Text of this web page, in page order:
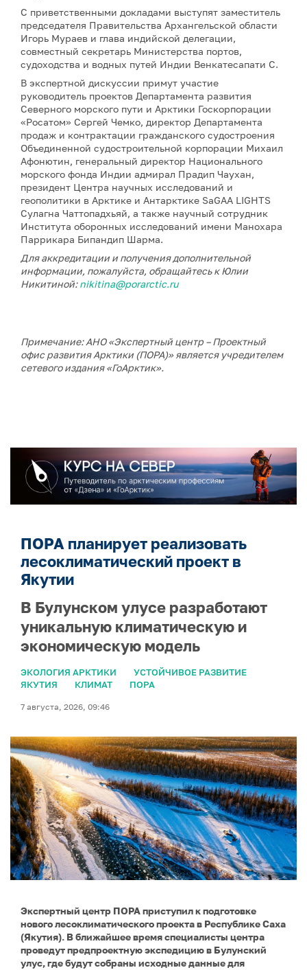
С приветственными докладами выступят заместитель
председателя Правительства Архангельской области
Игорь Мураев и глава индийской делегации,
совместный секретарь Министерства портов,
судоходства и водных путей Индии Венкатесапати С.
В экспертной дискуссии примут участие
руководитель проектов Департамента развития
Северного морского пути и Арктики Госкорпорации
«Росатом» Сергей Чемко, директор Департамента
продаж и контрактации гражданского судостроения
Объединенной судостроительной корпорации Михаил
Афонютин, генеральный директор Национального
морского фонда Индии адмирал Прадип Чаухан,
президент Центра научных исследований и
геополитики в Арктике и Антарктике SaGAA LIGHTS
Сулагна Чаттопадхьяй, а также научный сотрудник
Института оборонных исследований имени Манохара
Паррикара Бипандип Шарма.
Для аккредитации и получения дополнительной
информации, пожалуйста, обращайтесь к Юлии
Никитиной:nikitina@porarctic.ru
Примечание: АНО «Экспертный центр – Проектный
офис развития Арктики (ПОРА)» является учредителем
сетевого издания «ГоАрктик».
ПОРА планирует реализовать
лесоклиматический проект в
Якутии
В Булунском улусе разработают
уникальную климатическую и
экономическую модель
ЭКОЛОГИЯ АРКТИКИ
УСТОЙЧИВОЕ РАЗВИТИЕ
ЯКУТИЯ
КЛИМАТ ПОРА
7 августа, 2026, 09:46
Экспертный центр ПОРА приступил к подготовке
нового лесоклиматического проекта в Республике Саха
(Якутия). В ближайшее время специалисты центра
проведут предпроектную экспедицию в Булунский
улус, где будут собраны исходные данные для